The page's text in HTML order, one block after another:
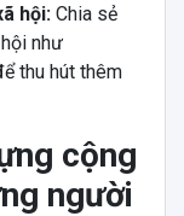
hội:Chia sẻ
như
thu hút thêm
cộng
người